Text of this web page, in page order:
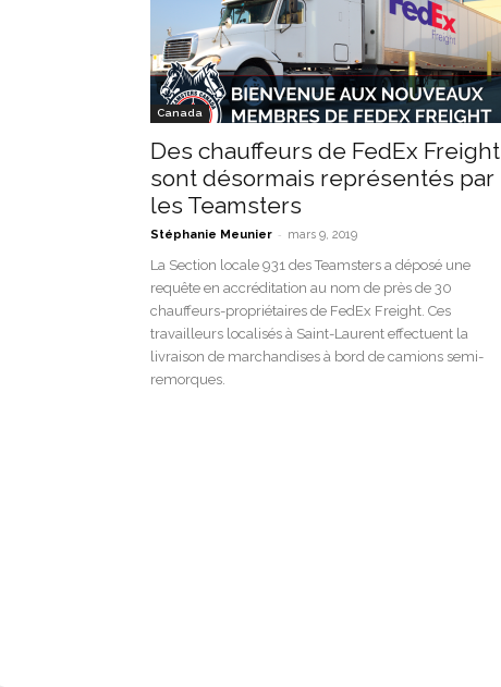
Canada
Des chauffeurs de FedEx Freight
sont désormais représentés par
les Teamsters
Stéphanie Meunier - mars 9, 2019
La Section locale 931 des Teamsters a déposé une
requête en accréditation au nom de près de 30
chauffeurs-propriétaires de FedEx Freight. Ces
travailleurs localisés à Saint-Laurent effectuent la
livraison de marchandises à bord de camions semi-
remorques.